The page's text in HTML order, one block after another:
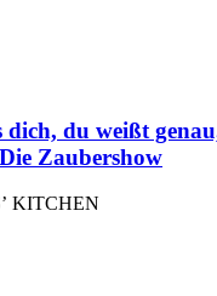
dich, du weißt
Zaubershow
KITCHEN